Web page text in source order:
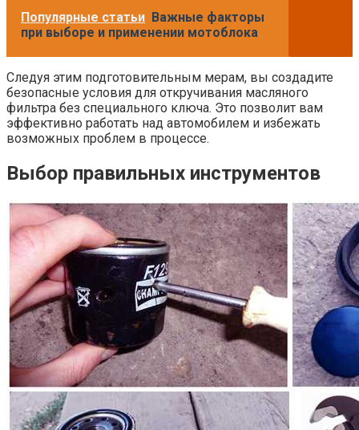
Популярные статьи Важные факторы
при выборе и применении мотоблока
Следуя этим подготовительным мерам, вы создадите
безопасные условия для откручивания масляного
фильтра без специального ключа. Это позволит вам
эффективно работать над автомобилем и избежать
возможных проблем в процессе.
Выбор правильных инструментов